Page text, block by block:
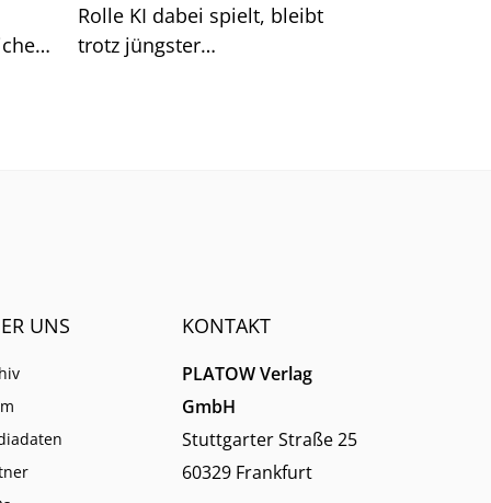
Rolle KI dabei spielt, bleibt
trotz jüngster
UNS KONTAKT
PLATOW Verlag
GmbH
Stuttgarter Straße 25
60329 Frankfurt